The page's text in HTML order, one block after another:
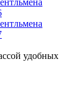
удобных